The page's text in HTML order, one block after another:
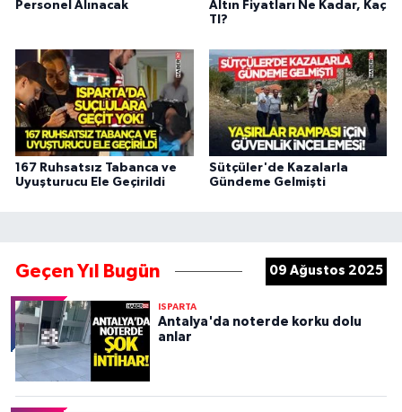
Personel Alınacak
Altın Fiyatları Ne Kadar, Kaç
Tl?
167 Ruhsatsız Tabanca ve
Uyuşturucu Ele Geçirildi
Sütçüler'de Kazalarla
Gündeme Gelmişti
Geçen Yıl Bugün 09 Ağustos 2025
ISPARTA
Antalya'da noterde korku dolu
anlar